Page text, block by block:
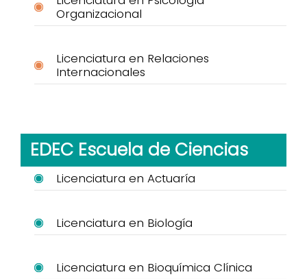
Organizacional
Licenciatura en Relaciones
Internacionales
EDEC Escuela de Ciencias
Licenciatura en Actuaría
Licenciatura en Biología
Licenciatura en Bioquímica Clínica